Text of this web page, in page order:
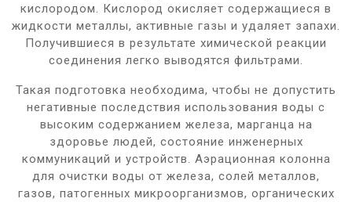
кислородом. Кислород окисляет содержащиеся в
жидкости металлы, активные газы и удаляет запахи.
Получившиеся в результате химической реакции
соединения легко выводятся фильтрами.
Такая подготовка необходима, чтобы не допустить
негативные последствия использования воды с
высоким содержанием железа, марганца на
здоровье людей, состояние инженерных
коммуникаций и устройств. Аэрационная колонна
для очистки воды от железа, солей металлов,
газов, патогенных микроорганизмов, органических